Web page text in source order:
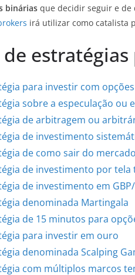
binárias que decidir seguir e de
irá utilizar como catalista
de
para investir com
sobre a especulação ou
de arbitragem ou
de investimento
de como sair do mercado
de investimento por tela
de investimento em
denominada Martingala
de 15 minutos para
para investir em ouro
denominada Scalping
com múltiplos marcos